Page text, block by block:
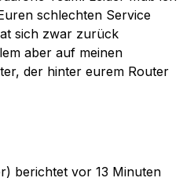
schlechten Service
sich zwar zurück
aber auf meinen
der hinter eurem Router
berichtet vor 13 Minuten